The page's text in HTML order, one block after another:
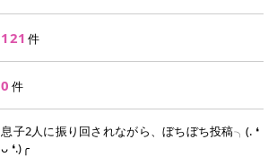
121 件
0 件
息子2人に振り回されながら、ぼちぼち投稿╮(. ❛
ᴗ ❛.)╭